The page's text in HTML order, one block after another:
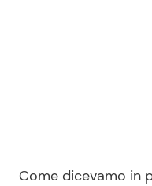
Come dicevamo in